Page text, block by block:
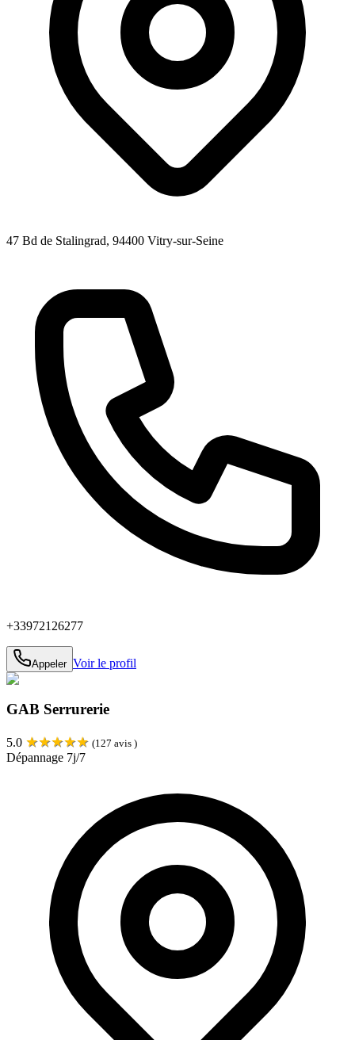
47 Bd de Stalingrad, 94400 Vitry-sur-Seine
+33972126277
Appeler Voir le profil
GAB Serrurerie
5.0 ★★★★★ (127 avis )
Dépannage 7j/7